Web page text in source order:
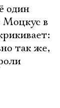
один
Моцкус в
так же,